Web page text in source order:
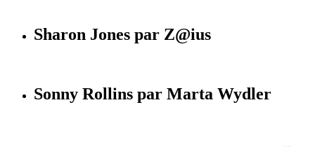
Sharon Jones par Z@ius
Sonny Rollins par Marta Wydler